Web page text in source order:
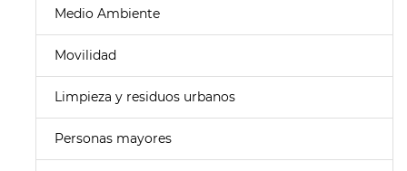
Medio Ambiente
Movilidad
Limpieza y residuos urbanos
Personas mayores